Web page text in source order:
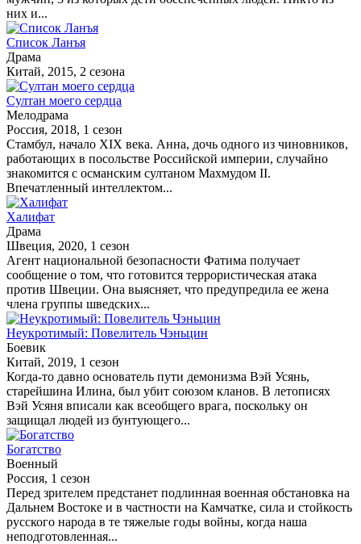
них и...
Список Ланъя
Драма
Китай, 2015, 2 сезона
Султан моего сердца
Мелодрама
Россия, 2018, 1 сезон
Стамбул, начало XIX века. Анна, дочь одного из чиновников,
работающих в посольстве Российской империи, случайно
знакомится с османским султаном Махмудом II.
Впечатленный интеллектом...
Халифат
Драма
Швеция, 2020, 1 сезон
Агент национальной безопасности Фатима получает
сообщение о том, что готовится террористическая атака
против Швеции. Она выясняет, что предупредила ее жена
члена группы шведских...
Неукротимый: Повелитель Чэньцин
Боевик
Китай, 2019, 1 сезон
Когда-то давно основатель пути демонизма Вэй Усянь,
старейшина Илина, был убит союзом кланов. В летописях
Вэй Усяня вписали как всеобщего врага, поскольку он
защищал людей из бунтующего...
Богатство
Военный
Россия, 1 сезон
Перед зрителем предстанет подлинная военная обстановка на
Дальнем Востоке и в частности на Камчатке, сила и стойкость
русского народа в те тяжелые годы войны, когда наша
неподготовленная...